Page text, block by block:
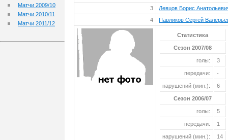
Матчи 2009/10
Матчи 2010/11
Матчи 2011/12
3
Левцов Борис
4
Павликов Сергей
Статистика
Сезон 2007/08
голы: 3
передачи: -
нарушений (мин.): 6
Сезон 2006/07
голы: 5
передачи: 1
нарушений (мин.): 14